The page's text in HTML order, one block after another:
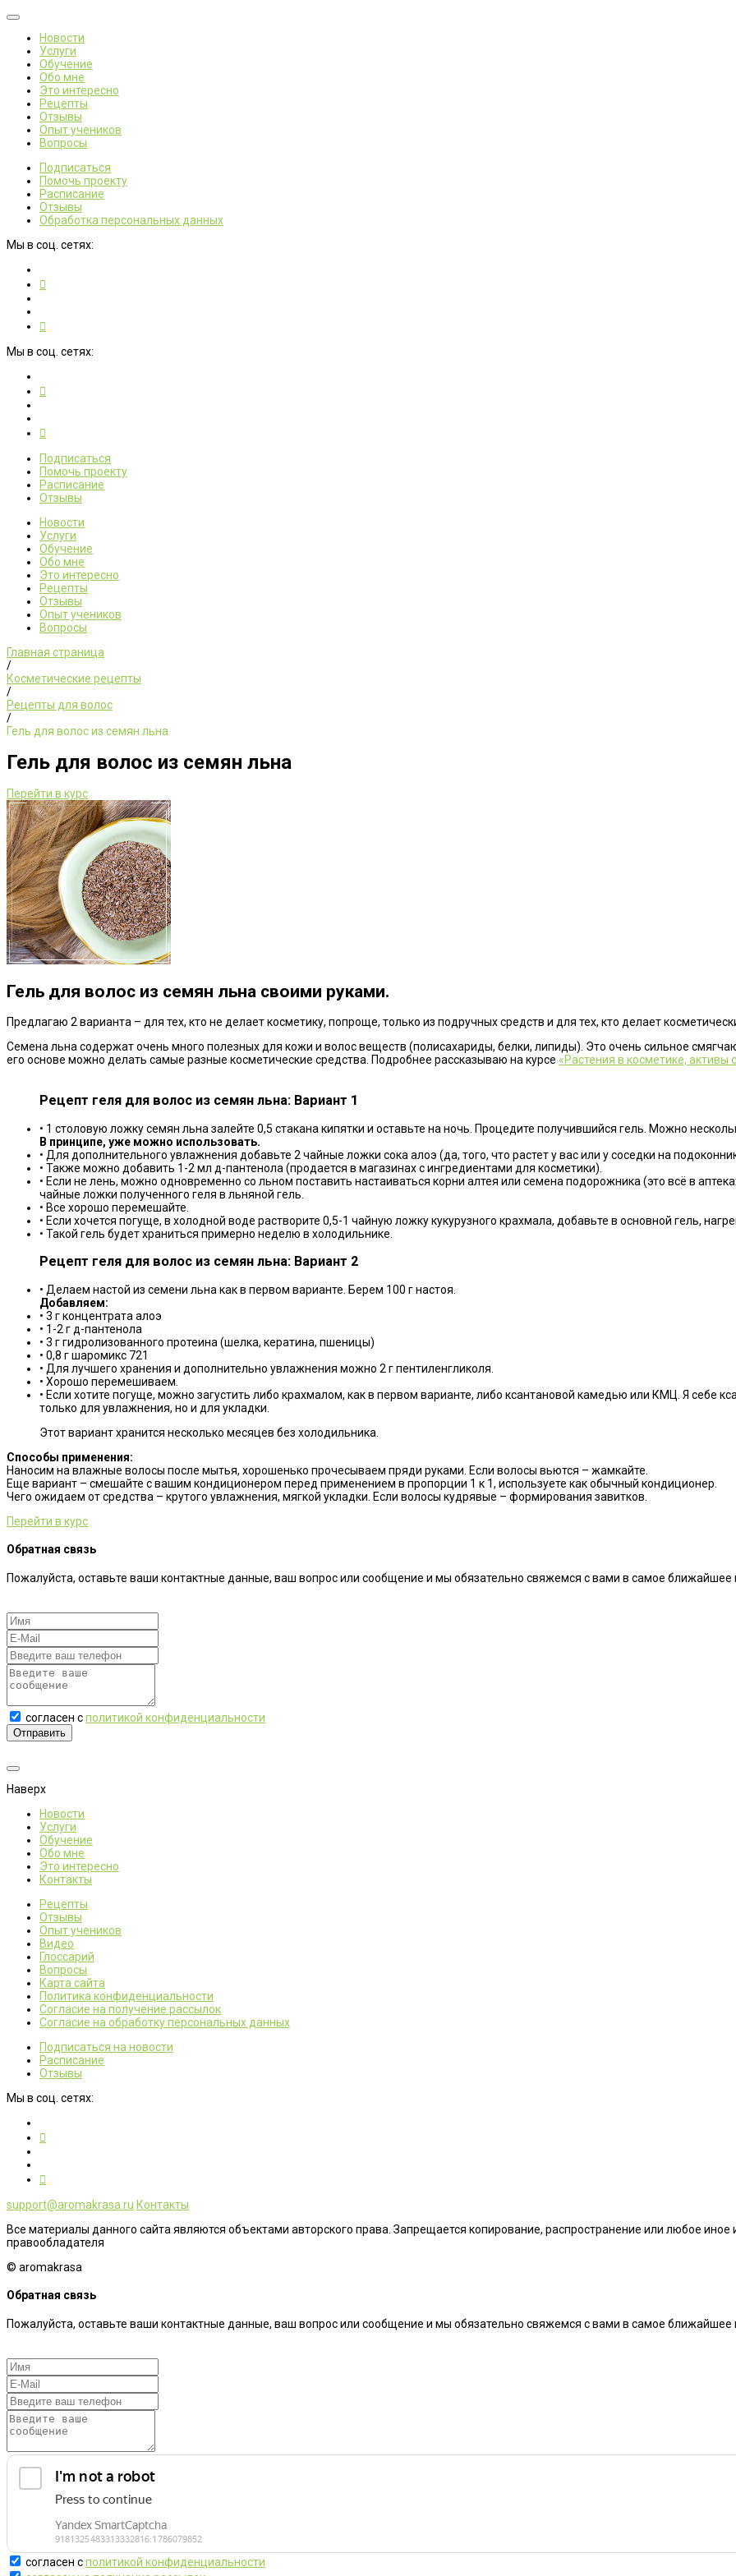
Новости
Услуги
Обучение
Обо мне
Это интересно
Рецепты
Отзывы
Опыт учеников
Вопросы
Подписаться
Помочь проекту
Расписание
Отзывы
Обработка персональных данных
Мы в соц. сетях:
Мы в соц. сетях:
Подписаться
Помочь проекту
Расписание
Отзывы
Новости
Услуги
Обучение
Обо мне
Это интересно
Рецепты
Отзывы
Опыт учеников
Вопросы
Главная страница
/
Косметические рецепты
/
Рецепты для волос
/
Гель для волос из семян льна
Гель для волос из семян льна
Перейти в курс
Гель для волос из семян льна своими руками.
Предлагаю 2 варианта – для тех, кто не делает косметику, попроще, только из подручных средств и для тех, кто делает
Семена льна содержат очень много полезных для кожи и волос веществ (полисахариды, белки, липиды). Это очень сильное
его основе можно делать самые разные косметические средства. Подробнее рассказываю на курсе «Растения в косметике, активы
Рецепт геля для волос из семян льна: Вариант 1
• 1 столовую ложку семян льна залейте 0,5 стакана кипятки и оставьте на ночь. Процедите получившийся гель. Можно
В принципе, уже можно использовать.
• Для дополнительного увлажнения добавьте 2 чайные ложки сока алоэ (да, того, что растет у вас или у соседки на
• Также можно добавить 1-2 мл д-пантенола (продается в магазинах с ингредиентами для косметики).
• Если не лень, можно одновременно со льном поставить настаиваться корни алтея или семена подорожника (это всё в
чайные ложки полученного геля в льняной гель.
• Все хорошо перемешайте.
• Если хочется погуще, в холодной воде растворите 0,5-1 чайную ложку кукурузного крахмала, добавьте в основной гель,
• Такой гель будет храниться примерно неделю в холодильнике.
Рецепт геля для волос из семян льна: Вариант 2
• Делаем настой из семени льна как в первом варианте. Берем 100 г настоя.
Добавляем:
• 3 г концентрата алоэ
• 1-2 г д-пантенола
• 3 г гидролизованного протеина (шелка, кератина, пшеницы)
• 0,8 г шаромикс 721
• Для лучшего хранения и дополнительно увлажнения можно 2 г пентиленгликоля.
• Хорошо перемешиваем.
• Если хотите погуще, можно загустить либо крахмалом, как в первом варианте, либо ксантановой камедью или КМЦ. Я себе
только для увлажнения, но и для укладки.
Этот вариант хранится несколько месяцев без холодильника.
Способы применения:
Наносим на влажные волосы после мытья, хорошенько прочесываем пряди руками. Если волосы вьются – жамкайте.
Еще вариант – смешайте с вашим кондиционером перед применением в пропорции 1 к 1, используете как обычный кондиционер.
Чего ожидаем от средства – крутого увлажнения, мягкой укладки. Если волосы кудрявые – формирования завитков.
Перейти в курс
Обратная связь
Пожалуйста, оставьте ваши контактные данные, ваш вопрос или сообщение и мы обязательно свяжемся с вами в самое ближайшее
согласен сполитикой конфиденциальности
Отправить
Наверх
Новости
Услуги
Обучение
Обо мне
Это интересно
Контакты
Рецепты
Отзывы
Опыт учеников
Видео
Глоссарий
Вопросы
Карта сайта
Политика конфиденциальности
Согласие на получение рассылок
Согласие на обработку персональных данных
Подписаться на новости
Расписание
Отзывы
Мы в соц. сетях:
support@aromakrasa.ru Контакты
Все материалы данного сайта являются объектами авторского права. Запрещается копирование, распространение или любое
правообладателя
© aromakrasa
Обратная связь
Пожалуйста, оставьте ваши контактные данные, ваш вопрос или сообщение и мы обязательно свяжемся с вами в самое ближайшее
согласен сполитикой конфиденциальности